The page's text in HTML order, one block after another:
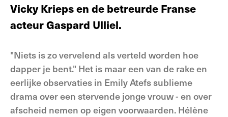
Vicky Krieps en de betreurde Franse
acteur Gaspard Ulliel.
"Niets is zo vervelend als verteld worden hoe
dapper je bent." Het is maar een van de rake en
eerlijke observaties in Emily Atefs sublieme
drama over een stervende jonge vrouw - en over
afscheid nemen op eigen voorwaarden. Hélène